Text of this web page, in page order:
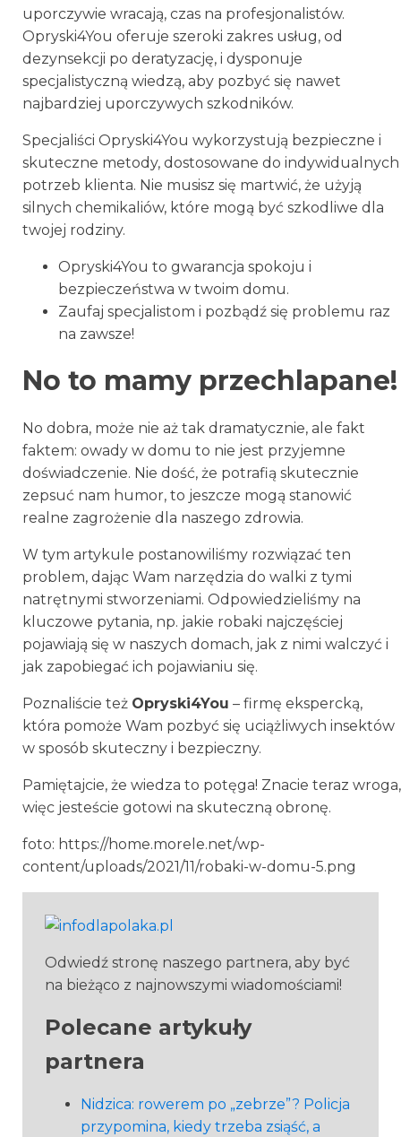
uporczywie wracają, czas na profesjonalistów.
Opryski4You oferuje szeroki zakres usług, od
dezynsekcji po deratyzację, i dysponuje
specjalistyczną wiedzą, aby pozbyć się nawet
najbardziej uporczywych szkodników.
Specjaliści Opryski4You wykorzystują bezpieczne i
skuteczne metody, dostosowane do indywidualnych
potrzeb klienta. Nie musisz się martwić, że użyją
silnych chemikaliów, które mogą być szkodliwe dla
twojej rodziny.
Opryski4You to gwarancja spokoju i
bezpieczeństwa w twoim domu.
Zaufaj specjalistom i pozbądź się problemu raz
na zawsze!
No to mamy przechlapane!
No dobra, może nie aż tak dramatycznie, ale fakt
faktem: owady w domu to nie jest przyjemne
doświadczenie. Nie dość, że potrafią skutecznie
zepsuć nam humor, to jeszcze mogą stanowić
realne zagrożenie dla naszego zdrowia.
W tym artykule postanowiliśmy rozwiązać ten
problem, dając Wam narzędzia do walki z tymi
natrętnymi stworzeniami. Odpowiedzieliśmy na
kluczowe pytania, np. jakie robaki najczęściej
pojawiają się w naszych domach, jak z nimi walczyć i
jak zapobiegać ich pojawianiu się.
Poznaliście też Opryski4You – firmę ekspercką,
która pomoże Wam pozbyć się uciążliwych insektów
w sposób skuteczny i bezpieczny.
Pamiętajcie, że wiedza to potęga! Znacie teraz wroga,
więc jesteście gotowi na skuteczną obronę.
foto: https://home.morele.net/wp-
content/uploads/2021/11/robaki-w-domu-5.png
Odwiedź stronę naszego partnera, aby być
na bieżąco z najnowszymi wiadomościami!
Polecane artykuły
partnera
Nidzica: rowerem po „zebrze”? Policja
przypomina, kiedy trzeba zsiąść, a